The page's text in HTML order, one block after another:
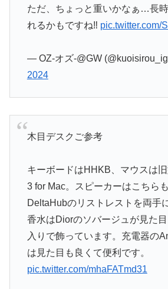
ただ、ちょっと重いかなぁ…長
れるかもですね‼︎ pic.twitter.com/
— OZ-オズ-@GW
2024
木目デスクご参考
キーボードはHHKB、マウスは
3 for Mac。スピーカーはこちら
DeltaHubのリストレストを両手
香水はDiorのソバージュが見た
入りで飾っています。充電器の
は見た目も良くて便利です。
pic.twitter.com/mhaFATmd31